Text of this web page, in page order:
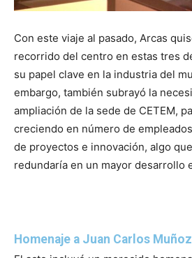
Con este viaje al pasado, Arcas
recorrido del centro en estas tres
su papel clave en la industria del
embargo, también subrayó la
ampliación de la sede de CETEM,
creciendo en número de
de proyectos e innovación, algo
redundaría en un mayor desarrollo
Homenaje a Juan Carlos